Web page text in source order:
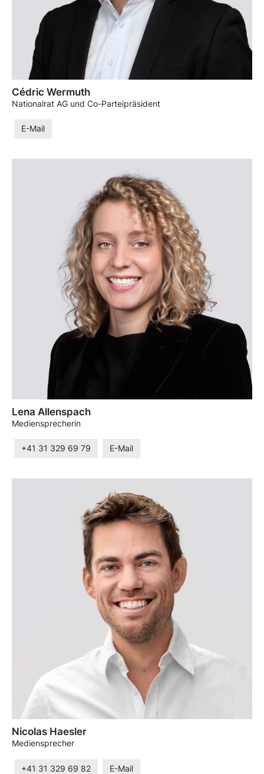
Cédric Wermuth
Nationalrat AG und Co-Parteipräsident
E-Mail
Lena Allenspach
Mediensprecherin
+41 31 329 69 79 E-Mail
Nicolas Haesler
Mediensprecher
+41 31 329 69 82 E-Mail